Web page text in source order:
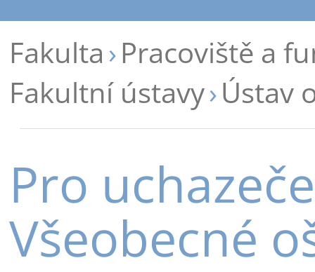
Fakulta Pracoviště a
Fakultní ústavy Ústav
Pro
Všeobecné